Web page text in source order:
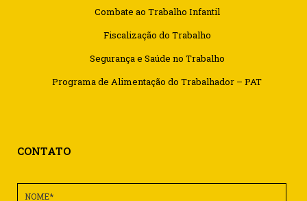
Combate ao Trabalho Infantil
Fiscalização do Trabalho
Segurança e Saúde no Trabalho
Programa de Alimentação do Trabalhador – PAT
CONTATO